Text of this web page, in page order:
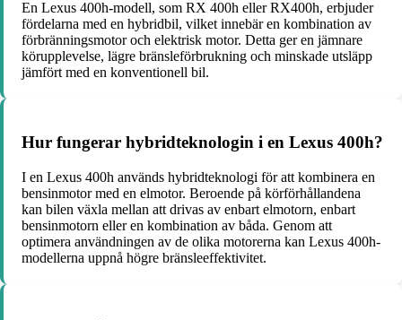
En Lexus 400h-modell, som RX 400h eller RX400h, erbjuder
fördelarna med en hybridbil, vilket innebär en kombination av
förbränningsmotor och elektrisk motor. Detta ger en jämnare
körupplevelse, lägre bränsleförbrukning och minskade utsläpp
jämfört med en konventionell bil.
Hur fungerar hybridteknologin i en Lexus 400h?
I en Lexus 400h används hybridteknologi för att kombinera en
bensinmotor med en elmotor. Beroende på körförhållandena
kan bilen växla mellan att drivas av enbart elmotorn, enbart
bensinmotorn eller en kombination av båda. Genom att
optimera användningen av de olika motorerna kan Lexus 400h-
modellerna uppnå högre bränsleeffektivitet.